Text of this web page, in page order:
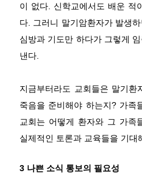
이 없다. 신학교에서도 배운 적
다. 그러니 말기암환자가 발생
심방과 기도만 하다가 그렇게
낸다.
지금부터라도 교회들은 말기
죽음을 준비해야 하는지? 가족
교회는 어떻게 환자와 그 가족
실제적인 토론과 교육들을 기대
3 나쁜 소식 통보의 필요성